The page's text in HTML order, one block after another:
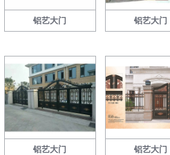
铝艺大门 铝艺大门
铝艺大门 铝艺大门